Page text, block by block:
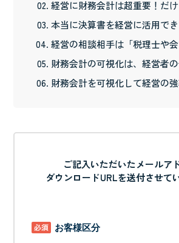
経営に財務会計は超重要！だ
本当に決算書を経営に活用で
経営の相談相手は「税理士や会
財務会計の可視化は、経営者
財務会計を可視化して経営の強
ご記入いただいたメールア
ダウンロードURLを送付させて